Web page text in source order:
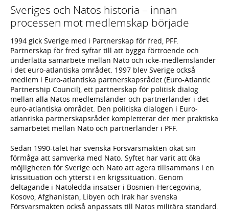
Sveriges och Natos historia – innan
processen mot medlemskap började
1994 gick Sverige med i Partnerskap för fred, PFF.
Partnerskap för fred syftar till att bygga förtroende och
underlätta samarbete mellan Nato och icke-medlemsländer
i det euro-atlantiska området. 1997 blev Sverige också
medlem i Euro-atlantiska partnerskapsrådet (Euro-Atlantic
Partnership Council), ett partnerskap för politisk dialog
mellan alla Natos medlemsländer och partnerländer i det
euro-atlantiska området. Den politiska dialogen i Euro-
atlantiska partnerskapsrådet kompletterar det mer praktiska
samarbetet mellan Nato och partnerländer i PFF.
Sedan 1990-talet har svenska Försvarsmakten ökat sin
förmåga att samverka med Nato. Syftet har varit att öka
möjligheten för Sverige och Nato att agera tillsammans i en
krissituation och ytterst i en krigssituation. Genom
deltagande i Natoledda insatser i Bosnien-Hercegovina,
Kosovo, Afghanistan, Libyen och Irak har svenska
Försvarsmakten också anpassats till Natos militära standard.